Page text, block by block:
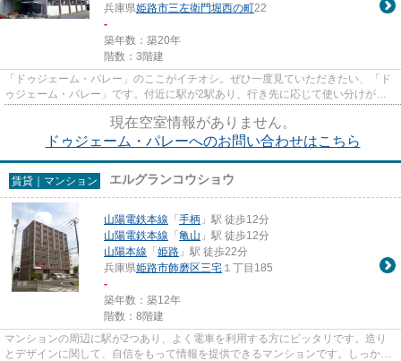
兵庫県姫路市三左衛門堀西の町22
-
築年数：築20年
階数：3階建
「ドゥジェーム・パレー」のここがイチオシ。ぜひ一度見ていただきたい、「ド
ゥジェーム・パレー」です。付近に駅が2駅あり、行き先に応じて使い分けがで
きます。防犯対策もバッチリな...
現在空室情報がありません。
ドゥジェーム・パレーへのお問い合わせはこちら
賃貸｜マンション エルグランコウショウ
山陽電鉄本線 「手柄 」駅 徒歩12分
山陽電鉄本線 「亀山 」駅 徒歩12分
山陽本線 「姫路 」駅 徒歩22分
兵庫県姫路市飾磨区三宅 １丁目185
-
築年数：築12年
階数：8階建
マンションの周辺に駅が2つあり、よく電車を利用する方にピッタリです。造り
とデザインに関して、自信をもって情報を提供できるマンションです。しっかり